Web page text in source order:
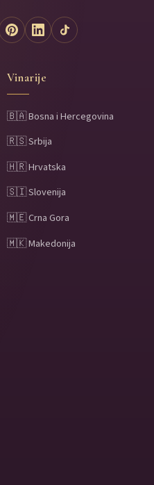
Vinarije
🇧🇦 Bosna i Hercegovina
🇷🇸 Srbija
🇭🇷 Hrvatska
🇸🇮 Slovenija
🇲🇪 Crna Gora
🇲🇰 Makedonija